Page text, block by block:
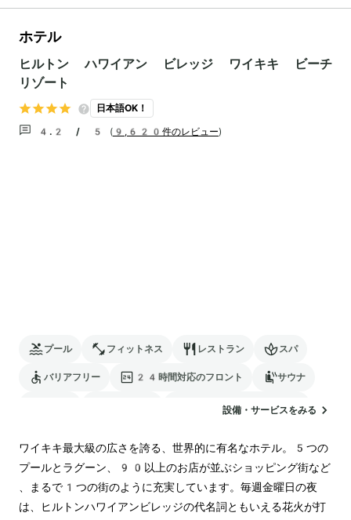
ホテル
ヒルトン ハワイアン ビレッジ ワイキキ ビーチ
リゾート
日本語OK！
4.2 / 5 ( 9,620件のレビュー)
プール フィットネス レストラン スパ
バリアフリー 24時間対応のフロント サウナ
電気自動車の充電スタンド
設備・サービスをみる
ワイキキ最大級の広さを誇る、世界的に有名なホテル。5つの
プールとラグーン、90以上のお店が並ぶショッピング街など
、まるで1つの街のように充実しています。毎週金曜日の夜
は、ヒルトンハワイアンビレッジの代名詞ともいえる花火が打